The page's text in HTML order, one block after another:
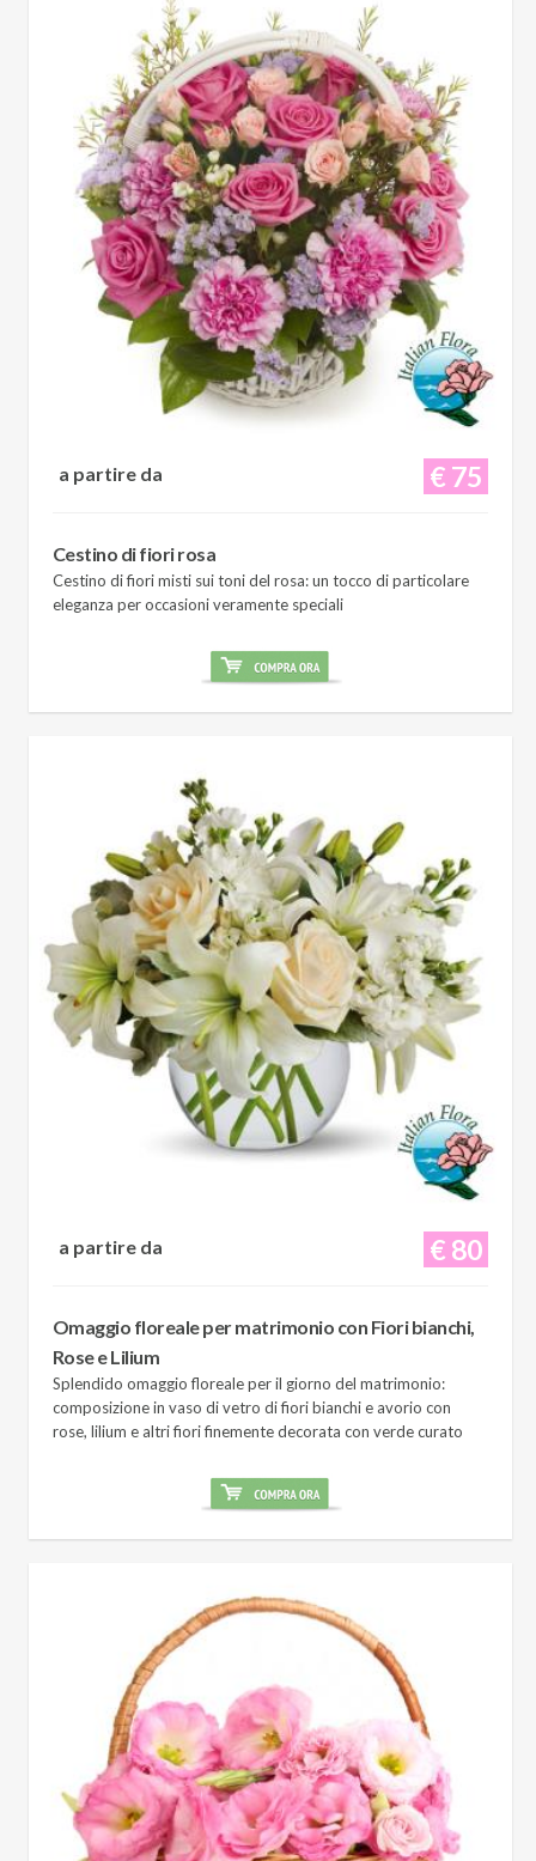
€ 75
a partire da
Cestino di fiori rosa
Cestino di fiori misti sui toni del rosa: un tocco di particolare
eleganza per occasioni veramente speciali
€ 80
a partire da
Omaggio floreale per matrimonio con Fiori bianchi,
Rose e Lilium
Splendido omaggio floreale per il giorno del matrimonio:
composizione in vaso di vetro di fiori bianchi e avorio con
rose, lilium e altri fiori finemente decorata con verde curato